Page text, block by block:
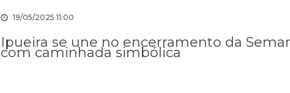
19/05/2025 11:00
Ipueira se une no encerramento da
com caminhada simbólica